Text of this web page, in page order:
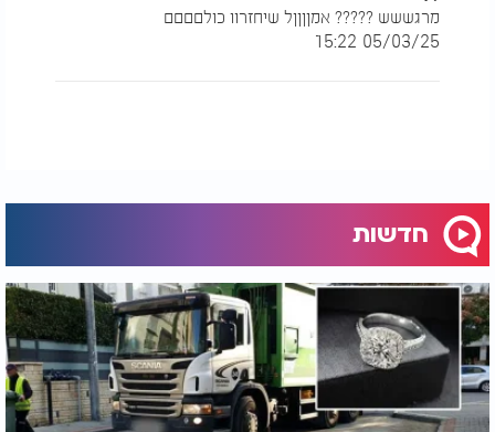
מרגששש ????? אמןןןןל שיחזרוו כולםםםם
05/03/25 15:22
חדשות